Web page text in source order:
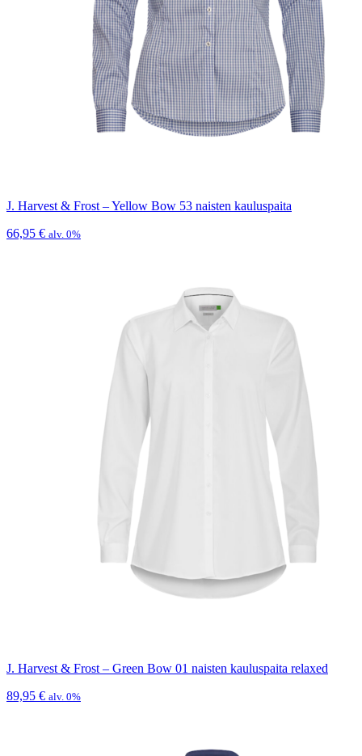
J. Harvest & Frost – Yellow Bow 53 naisten kauluspaita
66,95 € alv. 0%
J. Harvest & Frost – Green Bow 01 naisten kauluspaita relaxed
89,95 € alv. 0%